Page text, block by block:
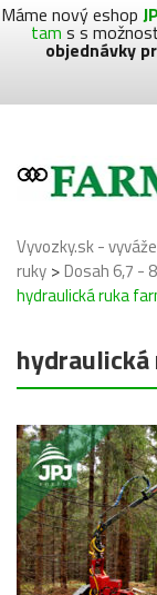
Máme nový eshop
tam s s
objednávky
Vyvozky.sk -
ruky >Dosah 6,7 -
hydraulická ruka